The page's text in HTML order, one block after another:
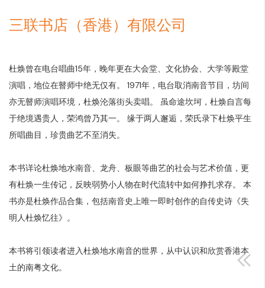
三联书店（香港）有限公司
杜焕曾在电台唱曲15年，晚年更在大会堂、文化协会、大学等殿堂
演唱，地位在瞽师中绝无仅有。 1971年，电台取消南音节目，坊间
亦无瞽师演唱环境，杜焕沦落街头卖唱。 虽命途坎坷，杜焕自言每
于绝境遇贵人，荣鸿曾乃其一。 缘于两人邂逅，荣氏录下杜焕平生
所唱曲目，珍贵曲艺不至消失。
本书详论杜焕地水南音、龙舟、板眼等曲艺的社会与艺术价值，更
有杜焕一生传记，反映弱势小人物在时代流转中如何挣扎求存。 本
书亦是杜焕作品合集，包括南音史上唯一即时创作的自传史诗《失
明人杜焕忆往》。
本书将引领读者进入杜焕地水南音的世界，从中认识和欣赏香港本
土的南粤文化。